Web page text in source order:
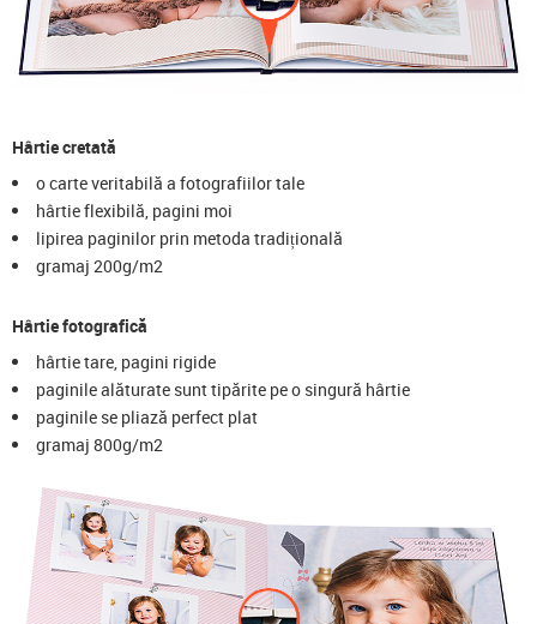
Hârtie cretată
o carte veritabilă a fotografiilor tale
hârtie flexibilă, pagini moi
lipirea paginilor prin metoda tradițională
gramaj 200g/m2
Hârtie fotografică
hârtie tare, pagini rigide
paginile alăturate sunt tipărite pe o singură hârtie
paginile se pliază perfect plat
gramaj 800g/m2